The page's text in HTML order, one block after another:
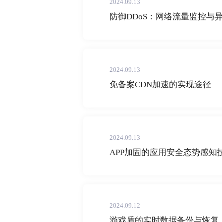
2024.09.13
防御DDoS：网络流量监控与
2024.09.13
免备案CDN加速的实现途径
2024.09.13
APP加固的应用安全态势感知
2024.09.12